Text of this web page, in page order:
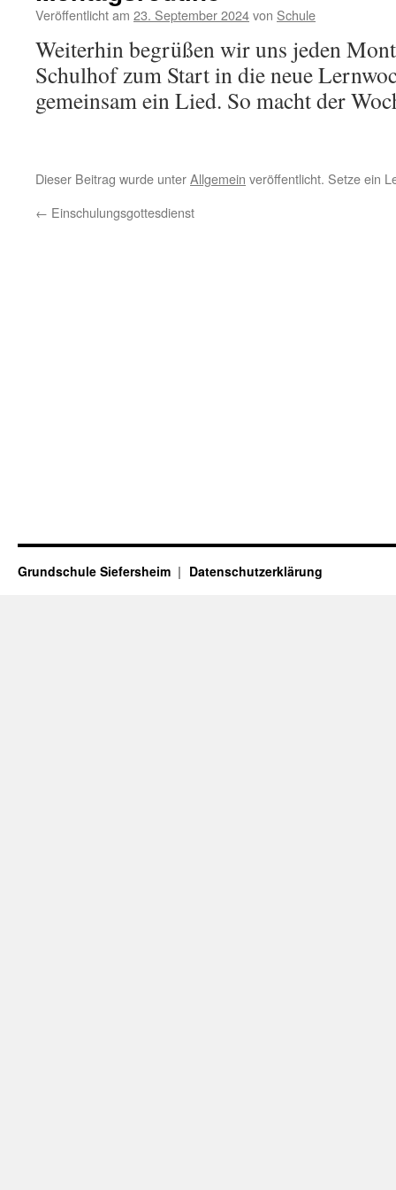
Veröffentlicht am 23. September 2024von Schule
Weiterhin begrüßen wir uns jeden
Schulhof zum Start in die neue
gemeinsam ein Lied. So macht der
Dieser Beitrag wurde unterAllgemein veröffentlicht. Setze ein
← Einschulungsgottesdienst
Grundschule Siefersheim Datenschutzerklärung